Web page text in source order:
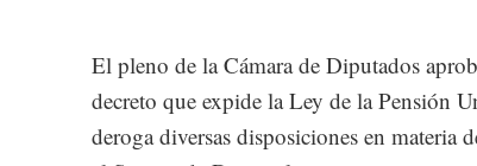
El pleno de la Cámara de Diputados
decreto que expide la Ley de la Pensión
deroga diversas disposiciones en materia